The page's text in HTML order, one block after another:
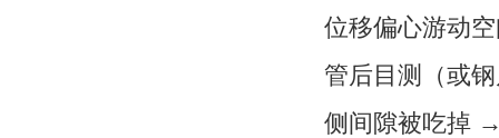
位移偏心游动
管后目测（或
侧间隙被吃掉